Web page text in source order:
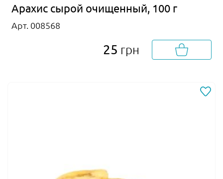
Арахис сырой очищенный, 100 г
Арт. 008568
25 грн